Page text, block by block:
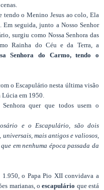
tendo o Menino Jesus ao colo, Ela
Em seguida, junto a Nosso Senhor
surgiu como Nossa Senhora das
Rainha do Céu e da Terra, a
Senhora do Carmo, tendo o
o Escapulário nesta última visão
em 1950.
quer que todos usem o
e o Escapulário, são dois
mais antigos e valiosos,
em nenhuma época passada da
o Papa Pio XII convidava a
marianas, oescapulário que está